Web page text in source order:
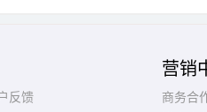
反馈
营销
商务合